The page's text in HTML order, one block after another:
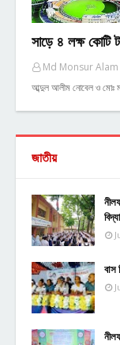
সাড়ে ৪ লক্ষ কোটি
Md Monsur Alam
আব্দুল আলীম নোবেল ও মোঃ
জাতীয়
বাস